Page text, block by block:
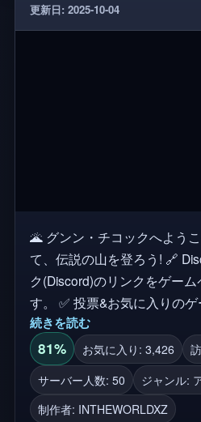
更新日: 2025-10-04
🌋 グンン・チコックへよう
て、伝説の山を登ろう! 🔗 Discord: ソーシャルリン
ク(Discord)のリンクをゲー
す。 ✅ 投票&お気に入りの
詐欺師/ハッカーがいる場合は
Cicokで報告を続けることができま
に、所有者のゲーム ni di
→(@INTHEWORLDXZ))をフ
ップデートとプロジェクトを
続きを読む
81% お気に入り: 3,426
サーバー人数: 50
ジャンル:
制作者: INTHEWORLDXZ